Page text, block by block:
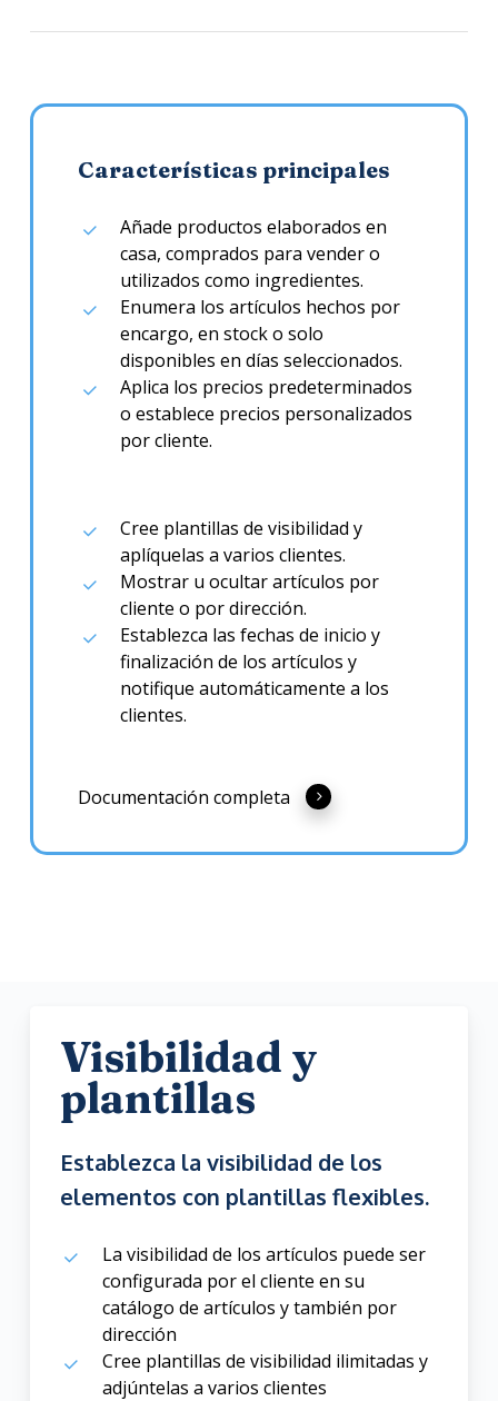
Características principales
Añade productos elaborados en
casa, comprados para vender o
utilizados como ingredientes.
Enumera los artículos hechos por
encargo, en stock o solo
disponibles en días seleccionados.
Aplica los precios predeterminados
o establece precios personalizados
por cliente.
Cree plantillas de visibilidad y
aplíquelas a varios clientes.
Mostrar u ocultar artículos por
cliente o por dirección.
Establezca las fechas de inicio y
finalización de los artículos y
notifique automáticamente a los
clientes.
Documentación completa
Visibilidad y
plantillas
Establezca la visibilidad de los
elementos con plantillas flexibles.
La visibilidad de los artículos puede ser
configurada por el cliente en su
catálogo de artículos y también por
dirección
Cree plantillas de visibilidad ilimitadas y
adjúntelas a varios clientes